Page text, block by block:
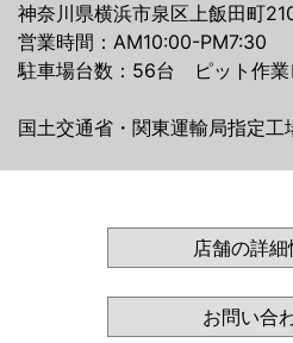
神奈川県横浜市泉区上飯田町
営業時間：AM10:00-PM7:30
駐車場台数：56台 ピット作業
国土交通省・関東運輸局指定工
店舗の詳細
お問い合